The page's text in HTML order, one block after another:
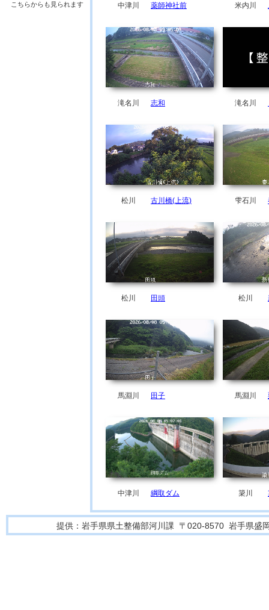
こちらからも見られます
中津川 薬師神社前 米内川
滝名川 志和 滝名川
松川 古川橋(上流) 雫石川
松川 田頭 松川
馬淵川 田子 馬淵川
中津川 綱取ダム 簗川
提供：岩手県県土整備部河川課 〒020-8570 岩手県盛